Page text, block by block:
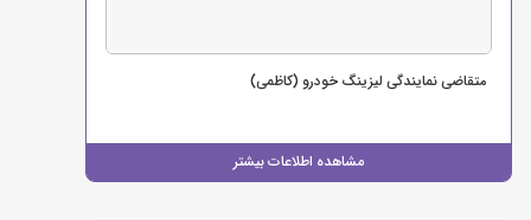
مشاهده اطلاعات بیشتر
متقاضی نمایندگی لیزینگ خودرو (کاظمی)